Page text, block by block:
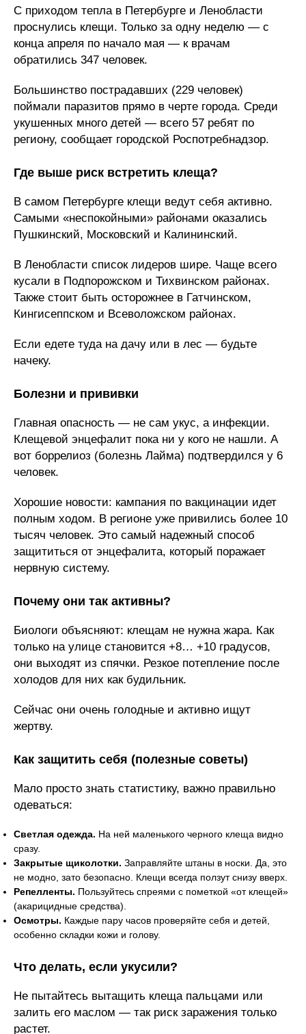
С приходом тепла в Петербурге и Ленобласти
проснулись клещи. Только за одну неделю — с
конца апреля по начало мая — к врачам
обратились 347 человек.
Большинство пострадавших (229 человек)
поймали паразитов прямо в черте города. Среди
укушенных много детей — всего 57 ребят по
региону, сообщает городской Роспотребнадзор.
Где выше риск встретить клеща?
В самом Петербурге клещи ведут себя активно.
Самыми «неспокойными» районами оказались
Пушкинский, Московский и Калининский.
В Ленобласти список лидеров шире. Чаще всего
кусали в Подпорожском и Тихвинском районах.
Также стоит быть осторожнее в Гатчинском,
Кингисеппском и Всеволожском районах.
Если едете туда на дачу или в лес — будьте
начеку.
Болезни и прививки
Главная опасность — не сам укус, а инфекции.
Клещевой энцефалит пока ни у кого не нашли. А
вот боррелиоз (болезнь Лайма) подтвердился у 6
человек.
Хорошие новости: кампания по вакцинации идет
полным ходом. В регионе уже привились более 10
тысяч человек. Это самый надежный способ
защититься от энцефалита, который поражает
нервную систему.
Почему они так активны?
Биологи объясняют: клещам не нужна жара. Как
только на улице становится +8… +10 градусов,
они выходят из спячки. Резкое потепление после
холодов для них как будильник.
Сейчас они очень голодные и активно ищут
жертву.
Как защитить себя (полезные советы)
Мало просто знать статистику, важно правильно
одеваться:
Светлая одежда. На ней маленького черного клеща видно
сразу.
Закрытые щиколотки. Заправляйте штаны в носки. Да, это
не модно, зато безопасно. Клещи всегда ползут снизу вверх.
Репелленты. Пользуйтесь спреями с пометкой «от клещей»
(акарицидные средства).
Осмотры. Каждые пару часов проверяйте себя и детей,
особенно складки кожи и голову.
Что делать, если укусили?
Не пытайтесь вытащить клеща пальцами или
залить его маслом — так риск заражения только
растет.